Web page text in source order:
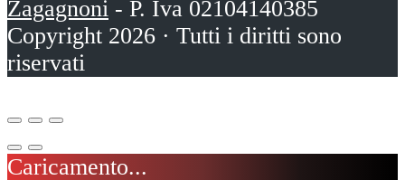
Zagagnoni - P. Iva 02104140385
Copyright 2026 · Tutti i diritti sono
riservati